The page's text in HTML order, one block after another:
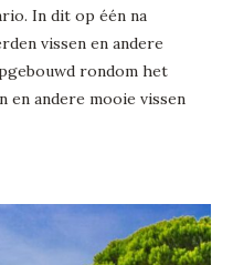
In dit op één na
vissen en andere
rondom het
en andere mooie vissen